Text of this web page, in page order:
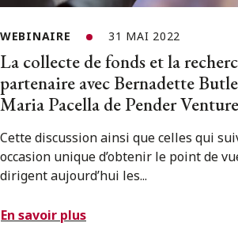
WEBINAIRE 31 MAI 2022
La collecte de fonds et la
partenaire avec Bernadette
Maria Pacella de Pender
Cette discussion ainsi que celles qui
occasion unique d’obtenir le point de
dirigent aujourd’hui les...
En savoir plus